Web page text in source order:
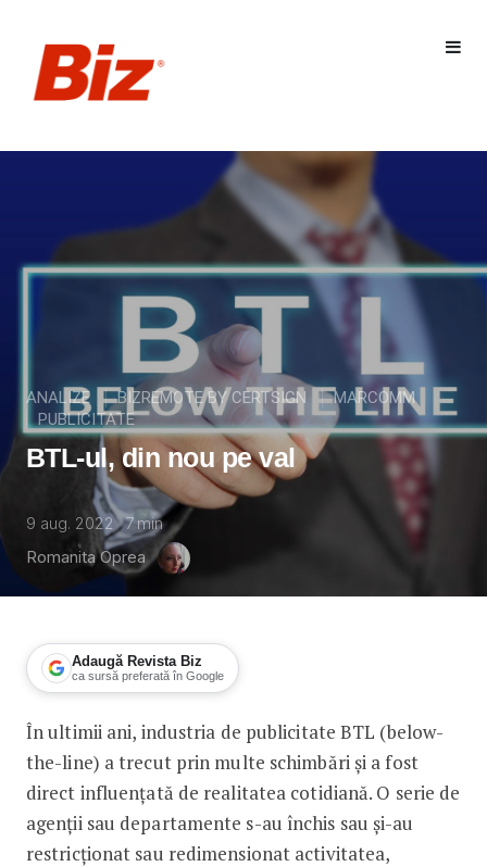
ANALIZE BIZREMOTE BY CERTSIGN
MARCOMM
PUBLICITATE
BTL-ul, din nou pe val
9 aug. 2022 7 min
Romanita Oprea
Adaugă Revista Biz
ca sursă preferată în Google
BTL-ul, din nou pe val
În ultimii ani, industria de publicitate BTL (below-
the-line) a trecut prin multe schimbări și a fost
direct influențată de realitatea cotidiană. O serie de
agenții sau departamente s-au închis sau și-au
restricționat sau redimensionat activitatea,